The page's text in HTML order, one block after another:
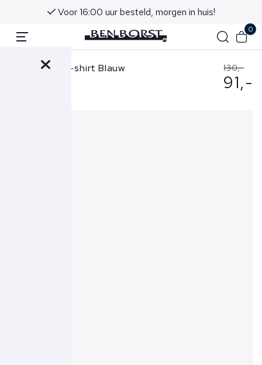
Voor 16:00 uur besteld, morgen in huis!
0
Alpha Tauri T-shirt Blauw 130,-
91,-